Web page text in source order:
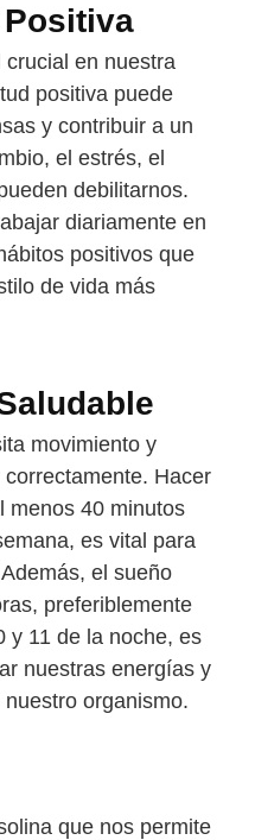
en nuestra
positiva puede
y contribuir a un
el estrés, el
debilitarnos.
diariamente en
positivos que
de vida más
movimiento y
Hacer
menos 40 minutos
es vital para
el sueño
preferiblemente
y 11 de la noche, es
nuestras energías y
organismo.
que nos permite